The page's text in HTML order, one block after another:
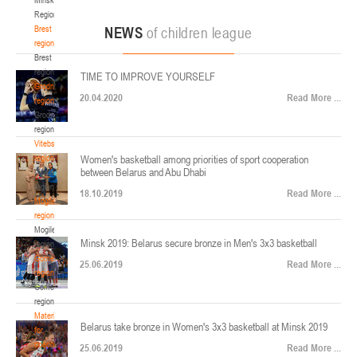
Region
Brest
region
Brest
region
Grodno
region
Grodno
region
Vitebsk
region
Vitebsk
region
Mogilev
region
Mogilev
region
Gomel
region
Gomel
region
Materials
for
coaches
ул. Ленинградская, 4
Минск
Финал четырех – юноши 2014-2015 гг.р., Дивизион 2, 22-24 апреля 2026 г., г.
Минск, ул. Стадионная, 3
U-12, девушки
V тур – девушки 2014-2015 гг.р., Дивизион 1, 17-19 апреля 2026 г., г. Гомель,
ул. Б.Хмельницкого, 118а
Минск
Финал 4-х – девушки 2010-2011 гг.р., Дивизион 2, 14-16 апреля 2026 г., г.
Минск, ул. Стадионная, 3
NEWS of children league
TIME TO IMPROVE YOURSELF
20.04.2020 Read More ...
Women's basketball among priorities of sport cooperation
between Belarus and Abu Dhabi
18.10.2019 Read More ...
Minsk 2019: Belarus secure bronze in Men's 3x3 basketball
25.06.2019 Read More ...
Belarus take bronze in Women's 3x3 basketball at Minsk 2019
25.06.2019 Read More ...